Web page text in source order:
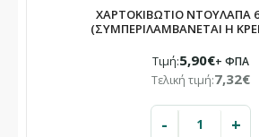
ΧΑΡΤΟΚΙΒΩΤΙΟ ΝΤΟΥΛΑΠΑ
(ΣΥΜΠΕΡΙΛΑΜΒΑΝΕΤΑΙ Η
Τιμή:5,90€+ ΦΠΑ
Τελική τιμή:7,32€
- +